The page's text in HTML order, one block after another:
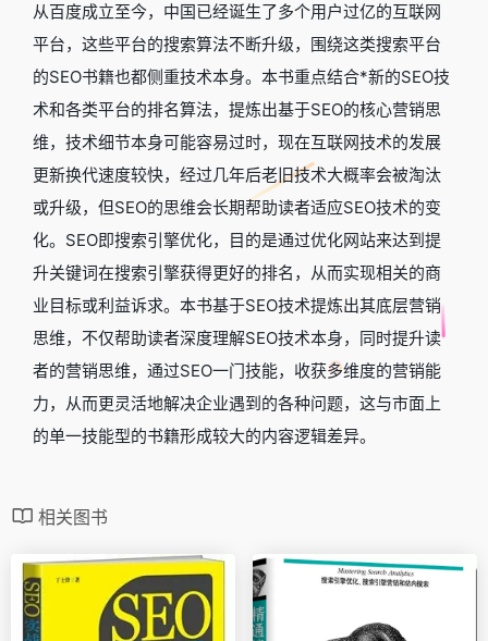
从百度成立至今，中国已经诞生了多个用户过亿的互联网
平台，这些平台的搜索算法不断升级，围绕这类搜索平台
的SEO书籍也都侧重技术本身。本书重点结合*新的SEO技
术和各类平台的排名算法，提炼出基于SEO的核心营销思
维，技术细节本身可能容易过时，现在互联网技术的发展
更新换代速度较快，经过几年后老旧技术大概率会被淘汰
或升级，但SEO的思维会长期帮助读者适应SEO技术的变
化。SEO即搜索引擎优化，目的是通过优化网站来达到提
升关键词在搜索引擎获得更好的排名，从而实现相关的商
业目标或利益诉求。本书基于SEO技术提炼出其底层营销
思维，不仅帮助读者深度理解SEO技术本身，同时提升读
者的营销思维，通过SEO一门技能，收获多维度的营销能
力，从而更灵活地解决企业遇到的各种问题，这与市面上
的单一技能型的书籍形成较大的内容逻辑差异。
相关图书